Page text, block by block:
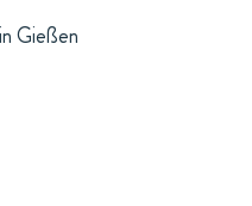
Gießen